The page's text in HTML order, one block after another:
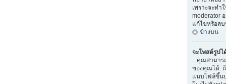
เพราะจะทำ
moderator
แก้ไขหรือล
ข้างบน
จะโพสต์รูปไ
คุณสามาร
ของคุณได้.
แนบไฟล์ขึ้น